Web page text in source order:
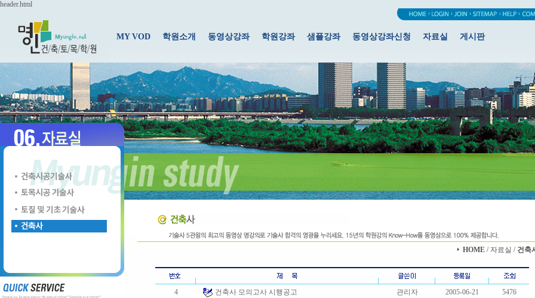
header.html
MY VOD 학원소개 동영상강좌 학원강좌 샘플강좌 동영상강좌신청 자료실 게시판
HOME / 자료실 / 건축
4 건축사 모의고사 시행공고 관리자 2005-06-21 5476